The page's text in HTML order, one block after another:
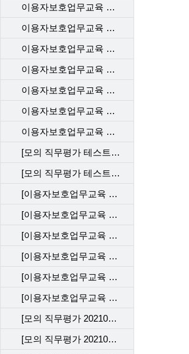
이용자보호업무교육 사후관리 직무평가 202302_KT
이용자보호업무교육 사후관리 직무평가 202302_LGU+
이용자보호업무교육 사후관리 직무평가 202212_SKT
이용자보호업무교육 사후관리 직무평가 202212_KT
이용자보호업무교육 사후관리 직무평가 202212_LGU+
이용자보호업무교육 사후관리 직무평가 202206_SKT
이용자보호업무교육 사후관리 직무평가 202206_KT
[모의 직무평가 테스트 202204_SKT]
[모의 직무평가 테스트202204_KT]
[이용자보호업무교육 사후관리 직무평가 202204_SKT]
[이용자보호업무교육 사후관리 직무평가 202204_KT]
[이용자보호업무교육 사후관리 직무평가 202202_SKT]
[이용자보호업무교육 사후관리 직무평가 202202_KT]
[이용자보호업무교육 사후관리 직무평가 202112_SKT]
[이용자보호업무교육 사후관리 직무평가 202112_KT]
[모의 직무평가 202109_SKT]
[모의 직무평가 202109_KT]